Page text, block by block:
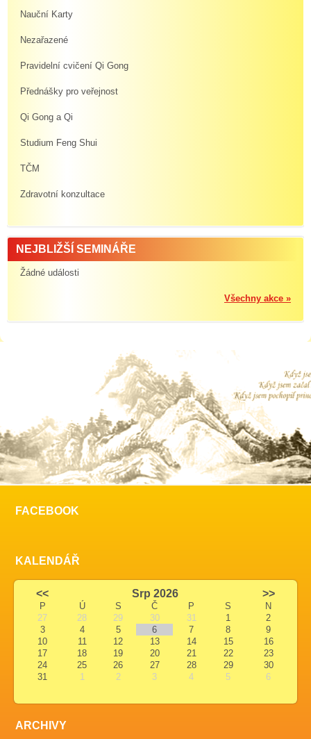
Nauční Karty
Nezařazené
Pravidelní cvičení Qi Gong
Přednášky pro veřejnost
Qi Gong a Qi
Studium Feng Shui
TČM
Zdravotní konzultace
NEJBLIŽŠÍ SEMINÁŘE
Žádné události
Všechny akce »
FACEBOOK
KALENDÁŘ
<< Srp 2026 >>
P Ú S Č P S
N
27
28 29 30 31 1
2
3
4 5 6 7 8
9
10
11 12 13 14 15
16
17
18 19 20 21 22
23
24
25 26 27 28 29
30
31
1 2 3 4 5 6
ARCHIVY